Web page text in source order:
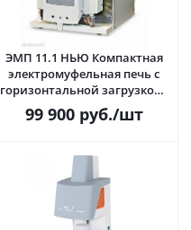
ЭМП 11.1 НЬЮ Компактная
электромуфельная печь с
горизонтальной загрузкой ·
Аверон (ВЕГА-ПРО) Россия
99 900руб./шт